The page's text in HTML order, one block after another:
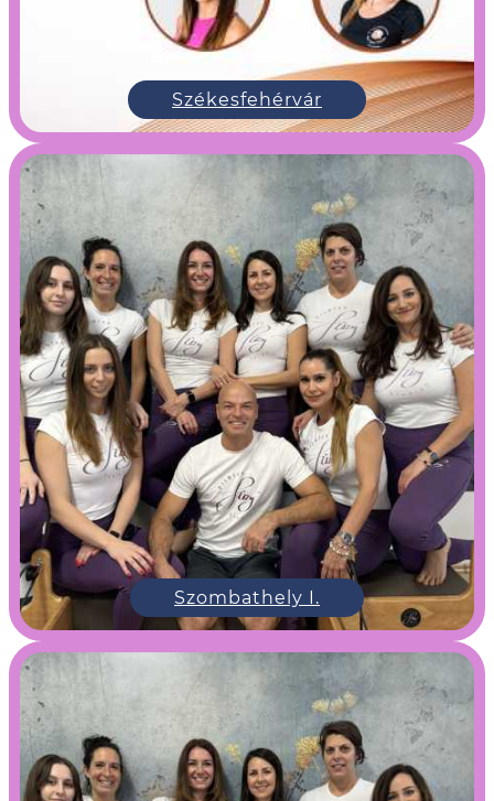
Székesfehérvár
Szombathely I.